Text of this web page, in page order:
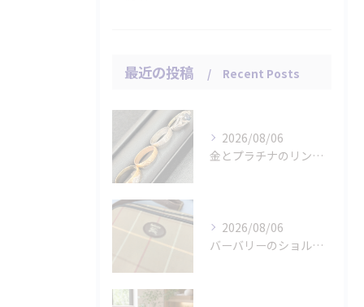
最近の投稿 Recent Posts
2026/08/06
金とプラチナのリングをお買取りさせていただきました。
2026/08/06
バーバリーのショルダーバッグをお買取りさせていただきました。